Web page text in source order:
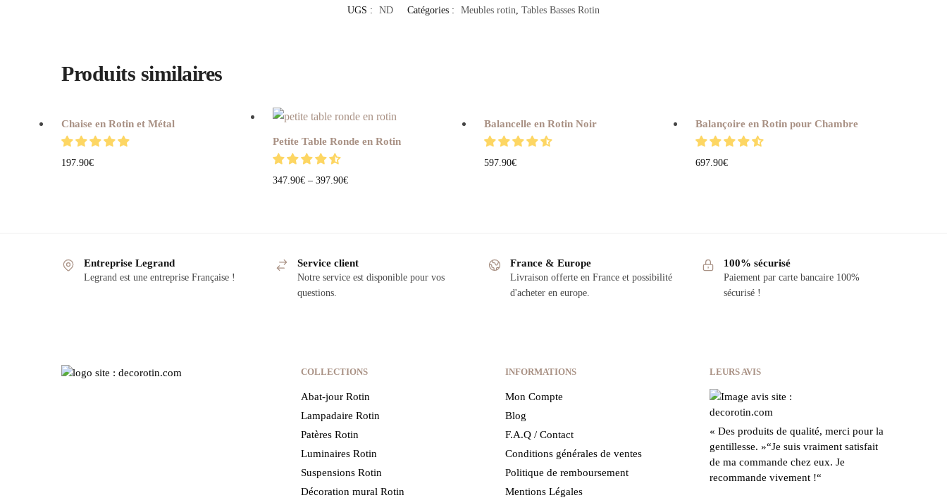
UGS : ND Catégories : Meubles rotin, Tables Basses Rotin
Produits similaires
Chaise en Rotin et Métal
197.90€
Petite Table Ronde en Rotin
347.90€ – 397.90€
Balancelle en Rotin Noir
597.90€
Balançoire en Rotin pour Chambre
697.90€
Entreprise Legrand
Legrand est une entreprise Française !
Service client
Notre service est disponible pour vos
questions.
France & Europe
Livraison offerte en France et possibilité
d'acheter en europe.
100% sécurisé
Paiement par carte bancaire 100%
sécurisé !
COLLECTIONS
Abat-jour Rotin
Lampadaire Rotin
Patères Rotin
Luminaires Rotin
Suspensions Rotin
Décoration mural Rotin
INFORMATIONS
Mon Compte
Blog
F.A.Q / Contact
Conditions générales de ventes
Politique de remboursement
Mentions Légales
LEURS AVIS
« Des produits de qualité, merci pour la
gentillesse. »“Je suis vraiment satisfait
de ma commande chez eux. Je
recommande vivement !“